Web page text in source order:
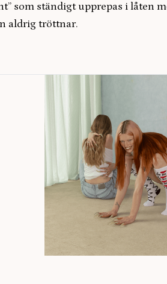
som ständigt upprepas i låten
aldrig tröttnar.